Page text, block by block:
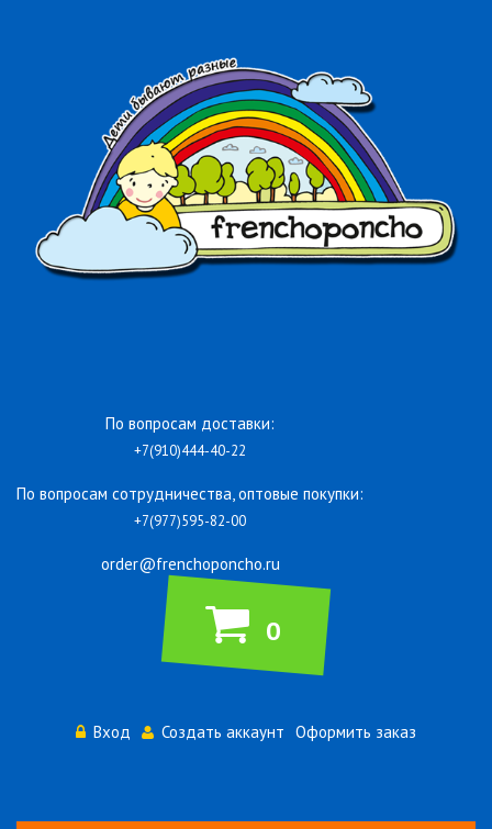
По вопросам доставки:
+7(910)444-40-22
По вопросам сотрудничества, оптовые покупки:
+7(977)595-82-00
order@frenchoponcho.ru
0
Вход Создать аккаунт Оформить заказ